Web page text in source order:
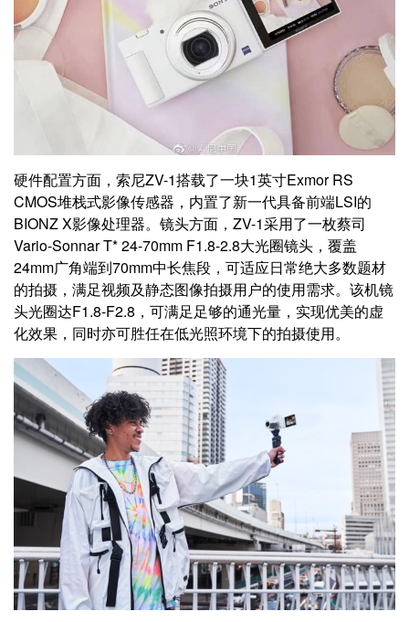
硬件配置方面，索尼ZV-1搭载了一块1英寸Exmor RS
CMOS堆栈式影像传感器，内置了新一代具备前端LSI的
BIONZ X影像处理器。镜头方面，ZV-1采用了一枚蔡司
Vario-Sonnar T* 24-70mm F1.8-2.8大光圈镜头，覆盖
24mm广角端到70mm中长焦段，可适应日常绝大多数题材
的拍摄，满足视频及静态图像拍摄用户的使用需求。该机镜
头光圈达F1.8-F2.8，可满足足够的通光量，实现优美的虚
化效果，同时亦可胜任在低光照环境下的拍摄使用。